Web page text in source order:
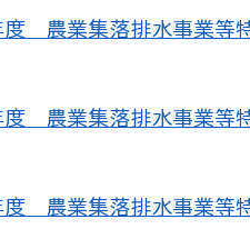
農業集落排水事業等
農業集落排水事業等
農業集落排水事業等